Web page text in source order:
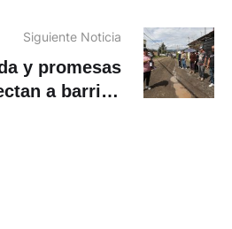
Siguiente Noticia
y promesas
a barrios